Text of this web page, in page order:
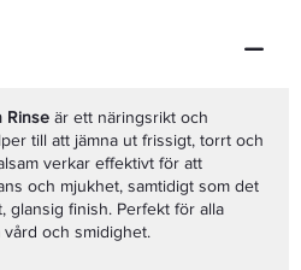
Rinse är ett näringsrikt och
till att jämna ut frissigt, torrt och
verkar effektivt för att
och mjukhet, samtidigt som det
glansig finish. Perfekt för alla
och smidighet.